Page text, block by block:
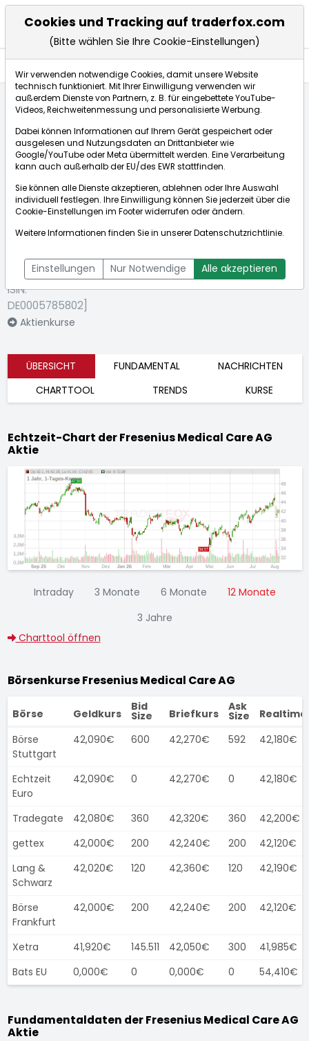
Börse:
Medical
[WKN: 578580 |
ISIN:
DE0005785802]
Aktienkurse
Bid:42,090€Ask:42,270€
ÜBERSICHT FUNDAMENTAL
NACHRICHTEN
CHARTTOOL
TRENDS KURSE
Echtzeit-Chart der Fresenius Medical Care AG
Aktie
Intraday 3 Monate 6 Monate
12 Monate
3 Jahre
Charttool öffnen
Börsenkurse Fresenius Medical Care AG
Börse Geldkurs
Bid
Size Briefkurs
Ask
Size
Börse
Stuttgart
42,090€ 600 42,270€ 592 42,180€
Echtzeit
Euro
42,090€ 0 42,270€ 0 42,180€
Tradegate 42,080€ 360 42,320€ 360
42,200€
gettex
42,000€ 200 42,240€ 200
42,120€
Lang &
Schwarz
42,020€ 120 42,360€ 120 42,190€
Börse
Frankfurt
42,000€ 200 42,240€ 200 42,120€
Xetra 41,920€ 145.511 42,050€ 300
41,985€
Bats EU
0,000€ 0 0,000€ 0 54,410€
Fundamentaldaten der Fresenius Medical Care AG
Aktie
Cookies und Tracking auf traderfox.com
(Bitte wählen Sie Ihre Cookie-Einstellungen)
Wir verwenden notwendige Cookies, damit unsere Website
technisch funktioniert. Mit Ihrer Einwilligung verwenden wir
außerdem Dienste von Partnern, z. B. für eingebettete YouTube-
Videos, Reichweitenmessung und personalisierte Werbung.
Dabei können Informationen auf Ihrem Gerät gespeichert oder
ausgelesen und Nutzungsdaten an Drittanbieter wie
Google/YouTube oder Meta übermittelt werden. Eine Verarbeitung
kann auch außerhalb der EU/des EWR stattfinden.
Sie können alle Dienste akzeptieren, ablehnen oder Ihre Auswahl
individuell festlegen. Ihre Einwilligung können Sie jederzeit über die
Cookie-Einstellungen im Footer widerrufen oder ändern.
Weitere Informationen finden Sie in unsererDatenschutzrichtlinie.
Einstellungen Nur Notwendige Alle akzeptieren